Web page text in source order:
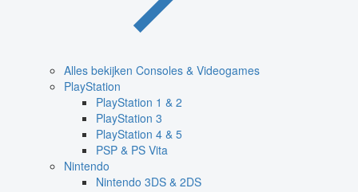
Alles bekijken Consoles & Videogames
PlayStation
PlayStation 1 & 2
PlayStation 3
PlayStation 4 & 5
PSP & PS Vita
Nintendo
Nintendo 3DS & 2DS